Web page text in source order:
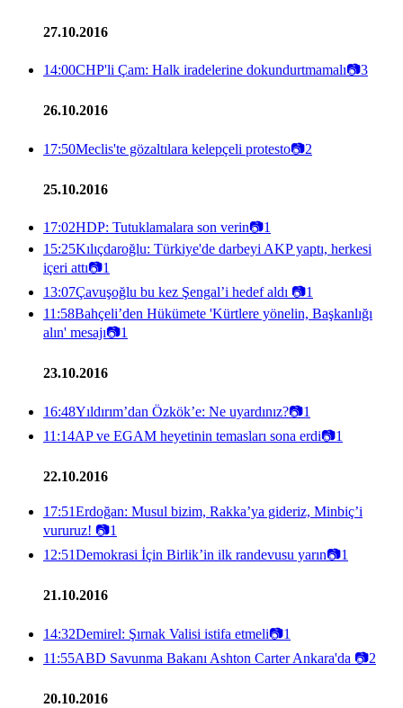
27.10.2016
14:00CHP'li Çam: Halk iradelerine dokundurtmamalı📷3
26.10.2016
17:50Meclis'te gözaltılara kelepçeli protesto📷2
25.10.2016
17:02HDP: Tutuklamalara son verin📷1
15:25Kılıçdaroğlu: Türkiye'de darbeyi AKP yaptı, herkesi
içeri attı📷1
13:07Çavuşoğlu bu kez Şengal’i hedef aldı 📷1
11:58Bahçeli’den Hükümete 'Kürtlere yönelin, Başkanlığı
alın' mesajı📷1
23.10.2016
16:48Yıldırım’dan Özkök’e: Ne uyardınız?📷1
11:14AP ve EGAM heyetinin temasları sona erdi📷1
22.10.2016
17:51Erdoğan: Musul bizim, Rakka’ya gideriz, Minbiç’i
vururuz! 📷1
12:51Demokrasi İçin Birlik’in ilk randevusu yarın📷1
21.10.2016
14:32Demirel: Şırnak Valisi istifa etmeli📷1
11:55ABD Savunma Bakanı Ashton Carter Ankara'da 📷2
20.10.2016